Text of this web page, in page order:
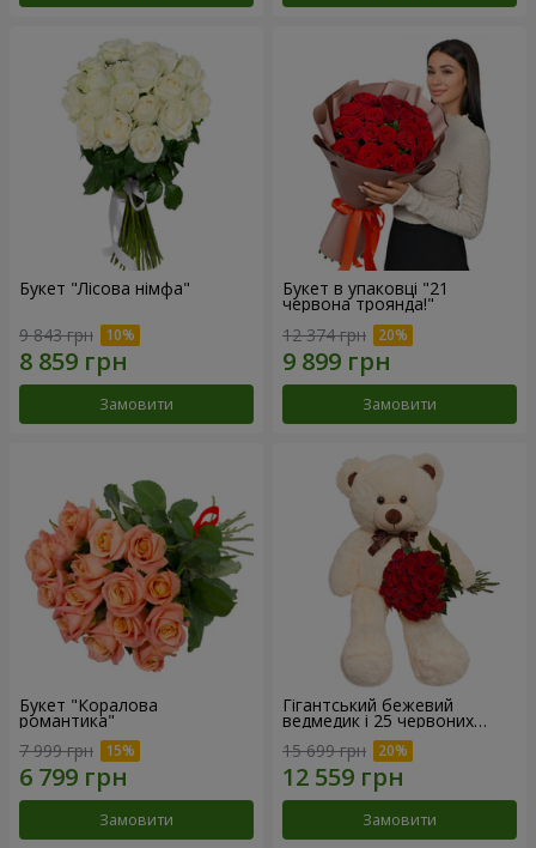
Букет "Лісова німфа"
9 843 грн
Замовити
Букет в упаковці "21
червона троянда!"
12 374 грн
Замовити
Букет "Коралова
романтика"
7 999 грн
Замовити
Гігантський бежевий
ведмедик і 25 червоних
троянд
15 699 грн
Замовити